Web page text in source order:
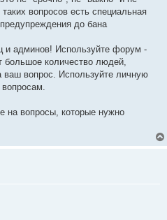
вопросов есть специальная
до бана
и админов! Используйте форум -
количество людей,
ваш вопрос. Используйте личную
на вопросы, которые нужно